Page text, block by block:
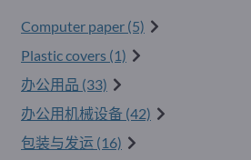
Computer paper (5)
Plastic covers (1)
办公用品 (33)
办公用机械设备 (42)
包装与发运 (16)